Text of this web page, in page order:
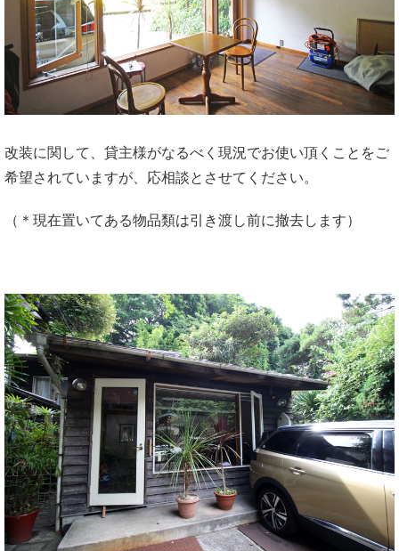
改装に関して、貸主様がなるべく現況でお使い頂くことをご
希望されていますが、応相談とさせてください。
（＊現在置いてある物品類は引き渡し前に撤去します）